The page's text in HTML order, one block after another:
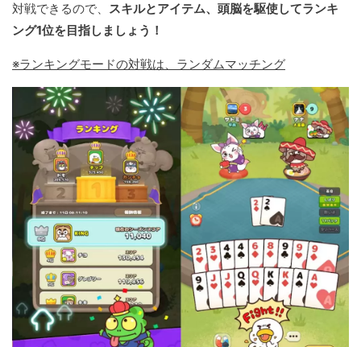
対戦できるので、 スキルとアイテム、頭脳を駆使してランキ
ング1位を目指しましょう！
※ランキングモードの対戦は、ランダムマッチング